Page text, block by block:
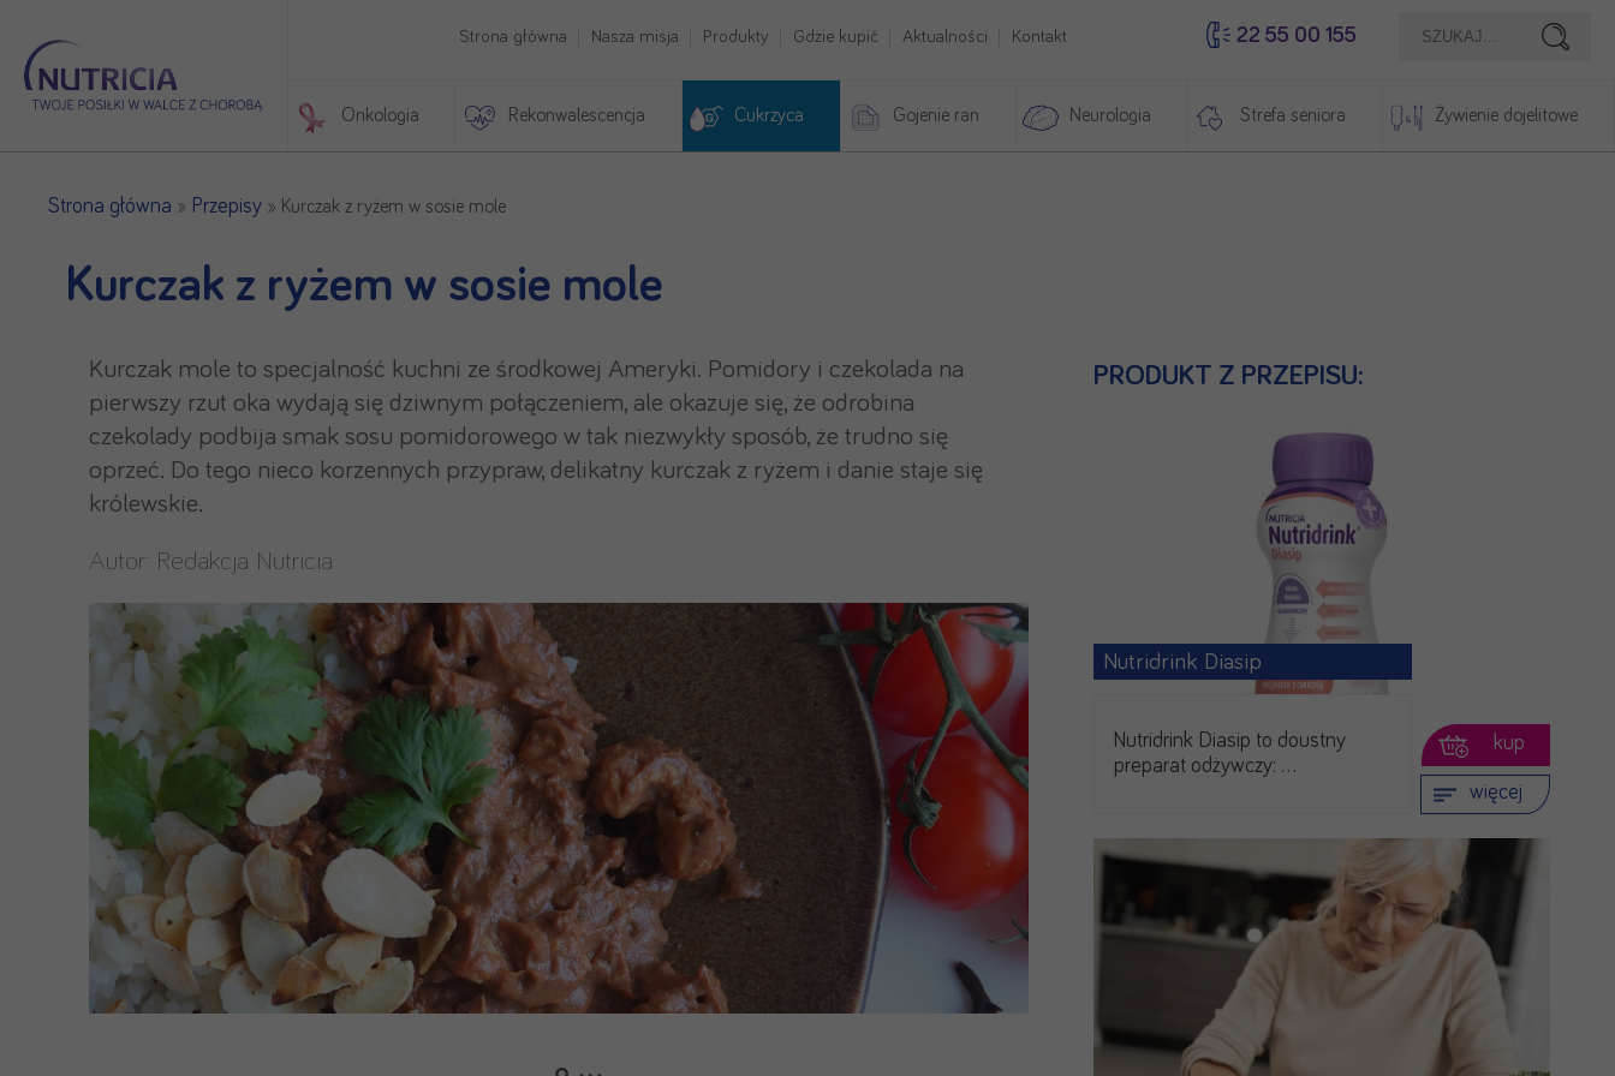
Strona główna Nasza misja Produkty Gdzie kupić Aktualności Kontakt 22 55 00 155 Szukaj
Onkologia Rekonwalescencja Cukrzyca Gojenie ran Neurologia Strefa seniora Żywienie dojelitowe
Strona główna » Przepisy » Kurczak z ryżem w sosie mole
Kurczak z ryżem w sosie mole
Kurczak mole to specjalność kuchni ze środkowej Ameryki. Pomidory i czekolada na
pierwszy rzut oka wydają się dziwnym połączeniem, ale okazuje się, że odrobina
czekolady podbija smak sosu pomidorowego w tak niezwykły sposób, że trudno się
oprzeć. Do tego nieco korzennych przypraw, delikatny kurczak z ryżem i danie staje się
królewskie.
Autor: Redakcja Nutricia
PRODUKT Z PRZEPISU:
Nutridrink Diasip
Nutridrink Diasip to doustny
preparat odżywczy: …
więcej
kup